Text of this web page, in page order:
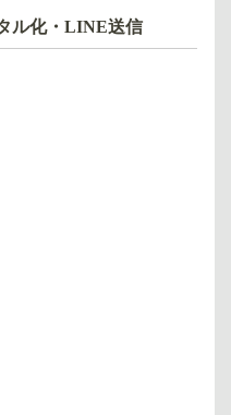
ル化・LINE送信